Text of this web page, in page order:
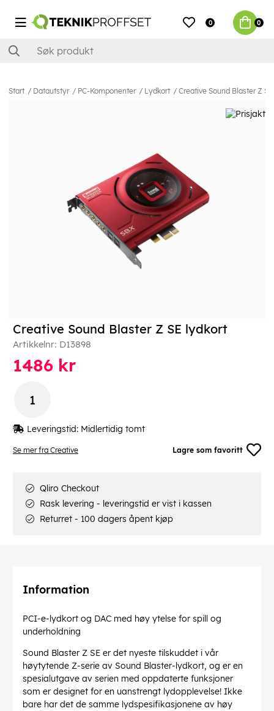
0 0
Start Datautstyr PC-Komponenter Lydkort Creative Sound Blaster Z
Se mer fra Creative Lagre som favoritt
Creative Sound Blaster Z SE lydkort
Artikkelnr: D13898
1486 kr
Leveringstid: Midlertidig tomt
Qliro Checkout
Rask levering - leveringstid er vist i kassen
Returret - 100 dagers åpent kjøp
Information
PCI-e-lydkort og DAC med høy ytelse for spill og
underholdning
Sound Blaster Z SE er det nyeste tilskuddet i vår
høytytende Z-serie av Sound Blaster-lydkort, og er en
spesialutgave av serien med oppdaterte funksjoner
som er designet for en uanstrengt lydopplevelse! Ikke
bare har det de samme lydspesifikasjonene av høy